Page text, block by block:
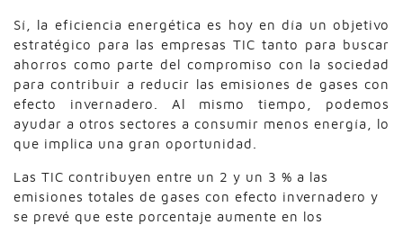
Sí, la eficiencia energética es hoy en día un objetivo
estratégico para las empresas TIC tanto para buscar
ahorros como parte del compromiso con la sociedad
para contribuir a reducir las emisiones de gases con
efecto invernadero. Al mismo tiempo, podemos
ayudar a otros sectores a consumir menos energía, lo
que implica una gran oportunidad.
Las TIC contribuyen entre un 2 y un 3 % a las
emisiones totales de gases con efecto invernadero y
se prevé que este porcentaje aumente en los